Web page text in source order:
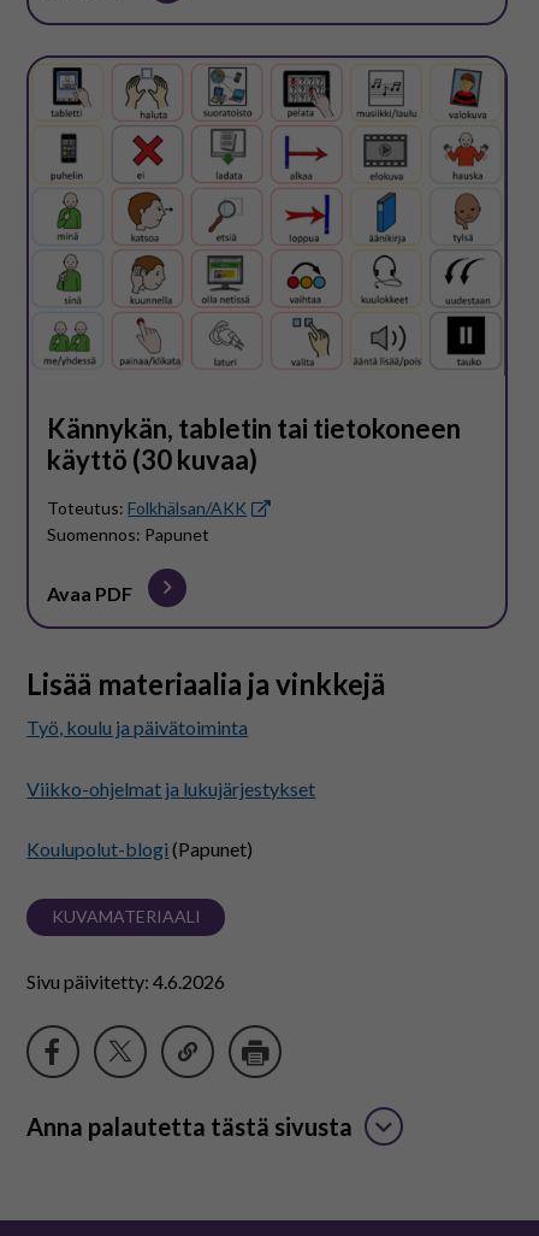
Kännykän, tabletin tai tietokoneen
käyttö (30 kuvaa)
Toteutus:Folkhälsan/AKK
Suomennos: Papunet
Avaa PDF
Lisää materiaalia ja vinkkejä
Työ, koulu ja päivätoiminta
Viikko-ohjelmat ja lukujärjestykset
Koulupolut-blogi (Papunet)
KUVAMATERIAALI
Sivu päivitetty: 4.6.2026
Anna palautetta tästä sivusta